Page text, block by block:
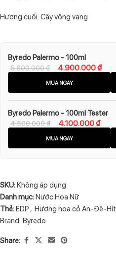
Hương cuối: Cây vông vang
Byredo Palermo - 100ml
5.600.000₫ 4.900.000₫
MUA NGAY
Byredo Palermo - 100ml Tester
4.500.000₫ 4.100.000₫
MUA NGAY
SKU:Không áp dụng
Danh mục:Nước Hoa Nữ
Thẻ:EDP , Hương hoa cỏ An-Đê-Hít
Brand: Byredo
Share: